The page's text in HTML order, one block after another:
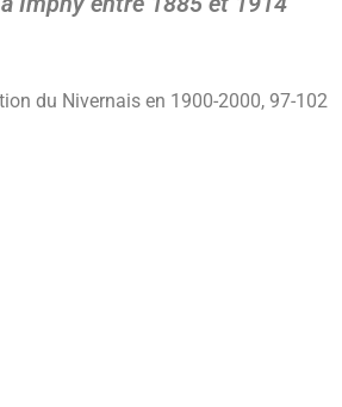
du Nivernais en 1900-2000, 97-102